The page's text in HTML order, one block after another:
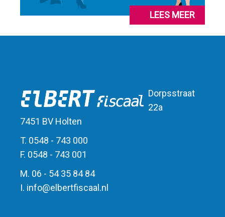
LEES MEER
Dorpsstraat
22a
7451 BV Holten
T. 0548 - 743 000
F. 0548 - 743 001
M. 06 - 54 35 84 84
I. info@elbertfiscaal.nl